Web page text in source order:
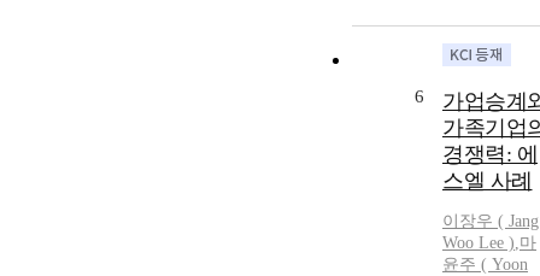
6
가업승계
가족기업
경쟁력: 에
스엘 사례
이장우 ( Jang
Woo Lee ),마
윤주 ( Yoon